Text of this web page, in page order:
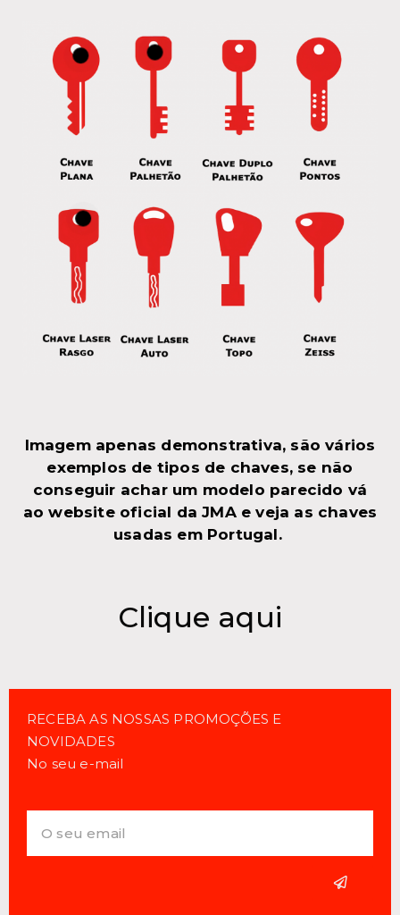
Imagem apenas demonstrativa, são vários
exemplos de tipos de chaves, se não
conseguir achar um modelo parecido vá
ao website oficial da JMA e veja as chaves
usadas em Portugal.
Clique aqui
RECEBA AS NOSSAS PROMOÇÕES E
NOVIDADES
No seu e-mail